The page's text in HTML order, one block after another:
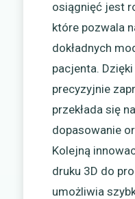
osiągnięć jest
które pozwala
dokładnych
pacjenta.
precyzyjnie
przekłada się
dopasowanie
Kolejną
druku 3D do
umożliwia